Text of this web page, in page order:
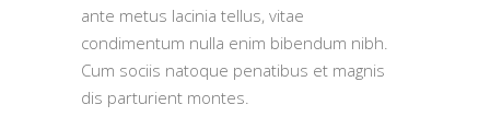
ante metus lacinia tellus, vitae
condimentum nulla enim bibendum nibh.
Cum sociis natoque penatibus et magnis
dis parturient montes.